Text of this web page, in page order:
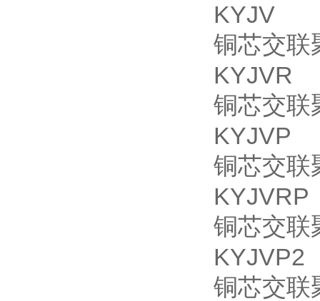
KYJV
铜芯交联
KYJVR
铜芯交联
KYJVP
铜芯交联
KYJVRP
铜芯交联
KYJVP2
铜芯交联